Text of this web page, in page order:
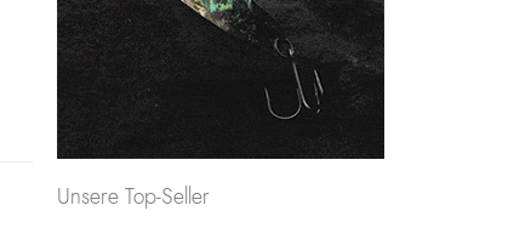
Unsere Top-Seller